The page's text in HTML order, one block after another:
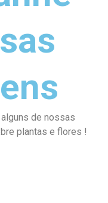
de nossas
plantas e flores !